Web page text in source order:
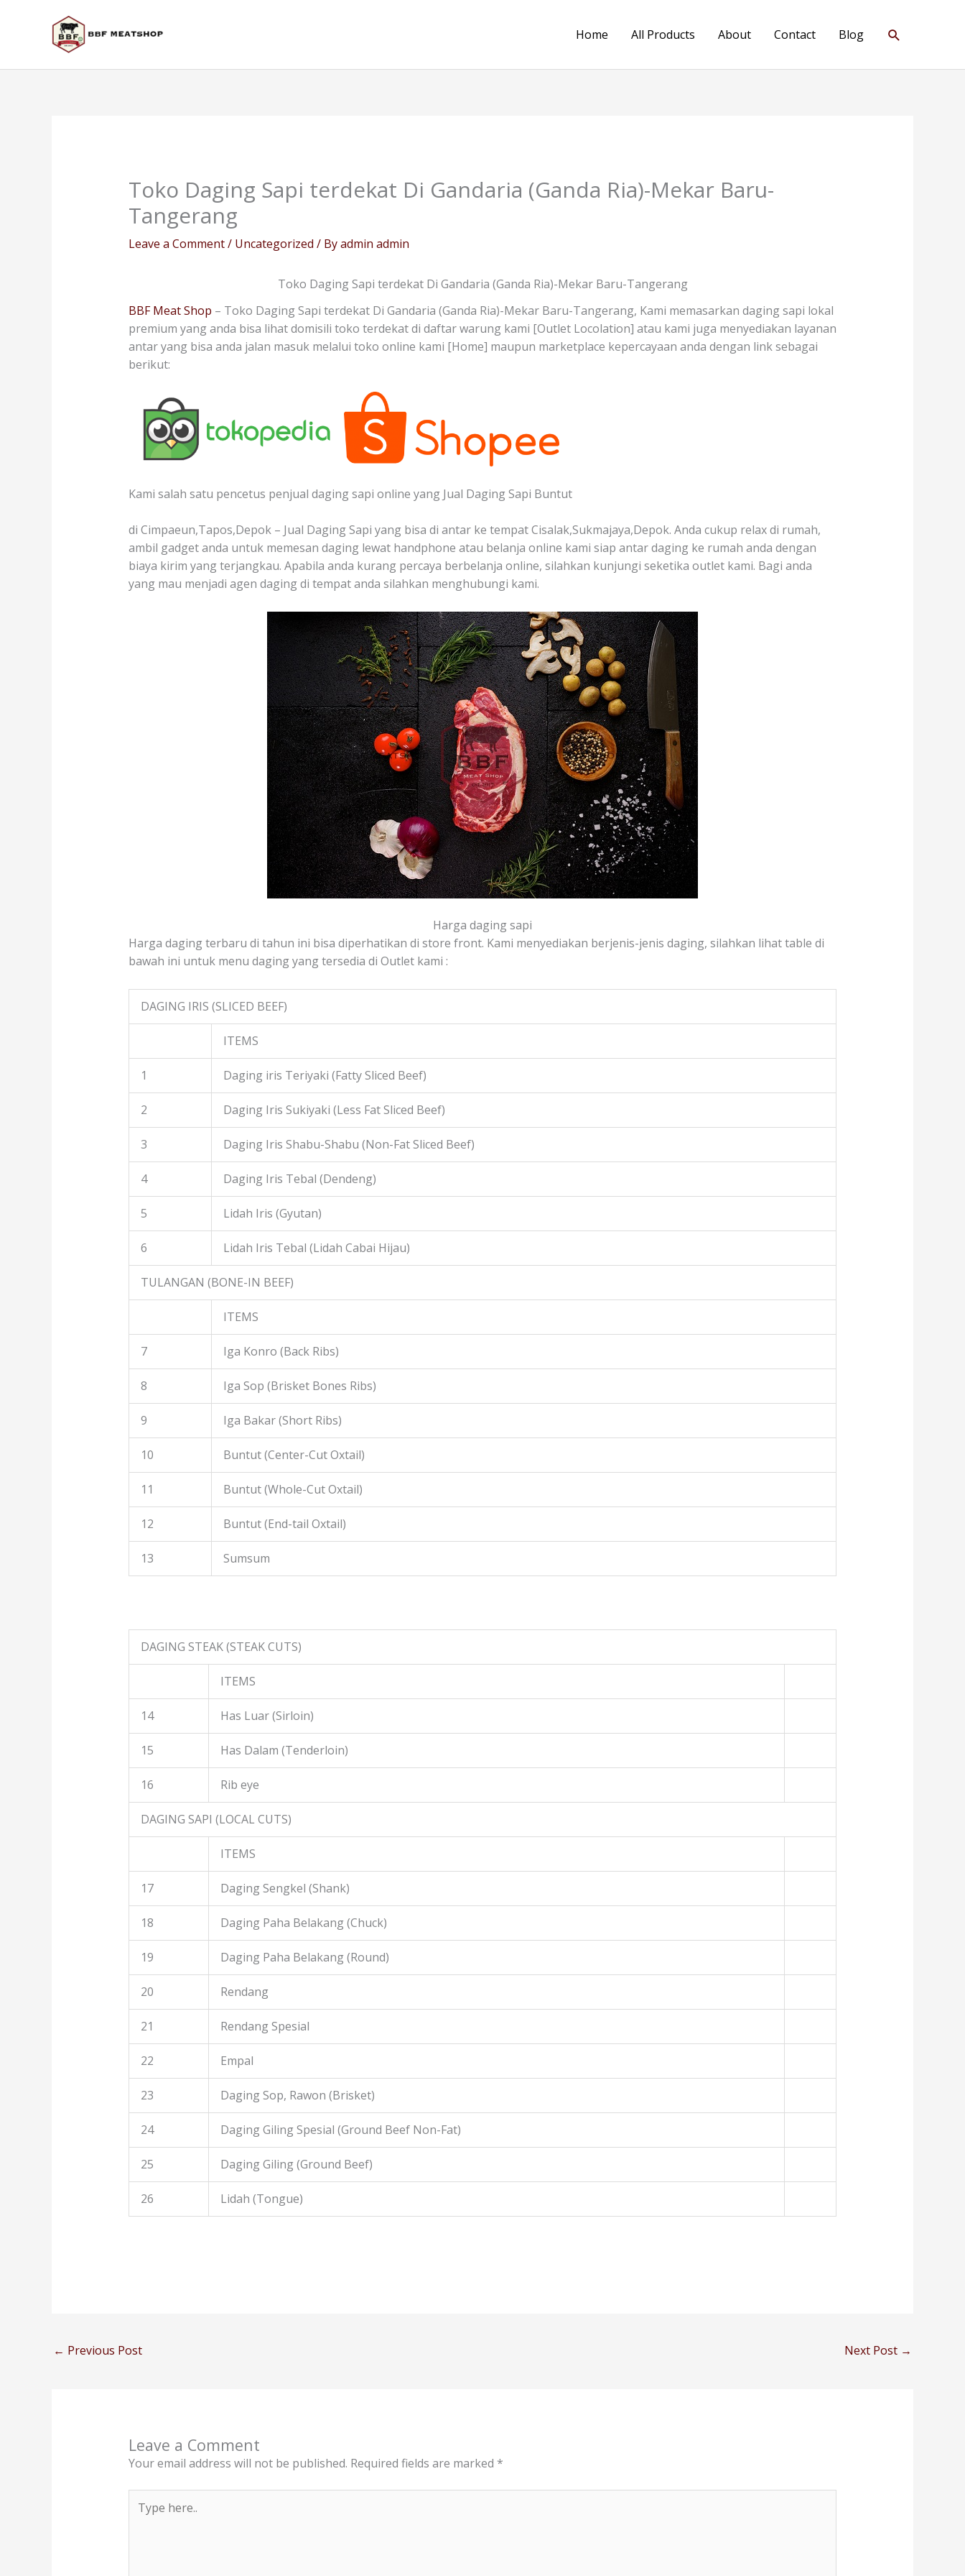
Home All Products About Contact Blog Search
Toko Daging Sapi terdekat Di Gandaria (Ganda Ria)-Mekar Baru-
Tangerang
Leave a Comment/ Uncategorized / Byadmin admin
Toko Daging Sapi terdekat Di Gandaria (Ganda Ria)-Mekar Baru-Tangerang
BBF Meat Shop – Toko Daging Sapi terdekat Di Gandaria (Ganda Ria)-Mekar Baru-Tangerang, Kami memasarkan daging sapi lokal
premium yang anda bisa lihat domisili toko terdekat di daftar warung kami [Outlet Locolation] atau kami juga menyediakan layanan
antar yang bisa anda jalan masuk melalui toko online kami [Home] maupun marketplace kepercayaan anda dengan link sebagai
berikut:
Kami salah satu pencetus penjual daging sapi online yang Jual Daging Sapi Buntut
di Cimpaeun,Tapos,Depok – Jual Daging Sapi yang bisa di antar ke tempat Cisalak,Sukmajaya,Depok. Anda cukup relax di rumah,
ambil gadget anda untuk memesan daging lewat handphone atau belanja online kami siap antar daging ke rumah anda dengan
biaya kirim yang terjangkau. Apabila anda kurang percaya berbelanja online, silahkan kunjungi seketika outlet kami. Bagi anda
yang mau menjadi agen daging di tempat anda silahkan menghubungi kami.
Harga daging sapi
Harga daging terbaru di tahun ini bisa diperhatikan di store front. Kami menyediakan berjenis-jenis daging, silahkan lihat table di
bawah ini untuk menu daging yang tersedia di Outlet kami :
DAGING IRIS (SLICED BEEF)
ITEMS
1 Daging iris Teriyaki (Fatty Sliced Beef)
2 Daging Iris Sukiyaki (Less Fat Sliced Beef)
3 Daging Iris Shabu-Shabu (Non-Fat Sliced Beef)
4 Daging Iris Tebal (Dendeng)
5 Lidah Iris (Gyutan)
6 Lidah Iris Tebal (Lidah Cabai Hijau)
TULANGAN (BONE-IN BEEF)
ITEMS
7 Iga Konro (Back Ribs)
8 Iga Sop (Brisket Bones Ribs)
9 Iga Bakar (Short Ribs)
10 Buntut (Center-Cut Oxtail)
11 Buntut (Whole-Cut Oxtail)
12 Buntut (End-tail Oxtail)
13 Sumsum
DAGING STEAK (STEAK CUTS)
ITEMS
14 Has Luar (Sirloin)
15 Has Dalam (Tenderloin)
16 Rib eye
DAGING SAPI (LOCAL CUTS)
ITEMS
17 Daging Sengkel (Shank)
18 Daging Paha Belakang (Chuck)
19 Daging Paha Belakang (Round)
20 Rendang
21 Rendang Spesial
22 Empal
23 Daging Sop, Rawon (Brisket)
24 Daging Giling Spesial (Ground Beef Non-Fat)
25 Daging Giling (Ground Beef)
26 Lidah (Tongue)
← Previous Post Next Post →
Leave a Comment
Your email address will not be published. Required fields are marked *
here..